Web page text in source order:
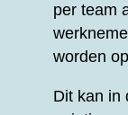
per team
worden
Dit kan in